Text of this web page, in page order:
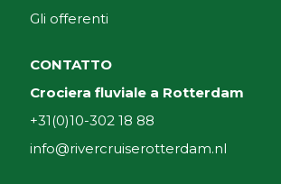
Gli offerenti
CONTATTO
Crociera fluviale a Rotterdam
+31(0)10-302 18 88
info@rivercruiserotterdam.nl